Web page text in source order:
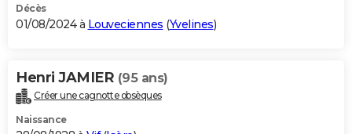
Décès
01/08/2024 à Louveciennes (Yvelines)
Henri JAMIER (95 ans)
Créer une cagnotte obsèques
Naissance